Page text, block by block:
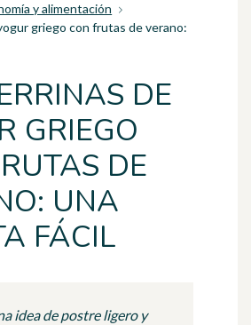
y alimentación
griego con frutas de verano:
DE
GRIEGO
DE
UNA
FÁCIL
idea de postre ligero y